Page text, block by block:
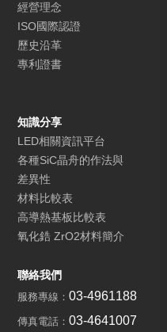
經營理念
ISO國際認證
歷史沿革
專利證書
知識分享
LED相關資訊平台
各種SiC晶舟的作法與
差異性
材料比較表
高導熱基板比較表
氧化鋯 ZrO2材料簡介
聯絡我們
服務專線：03-4961188
傳真電話：03-4641007